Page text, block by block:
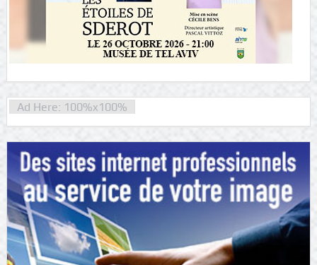
Ad Here: 100%x100%